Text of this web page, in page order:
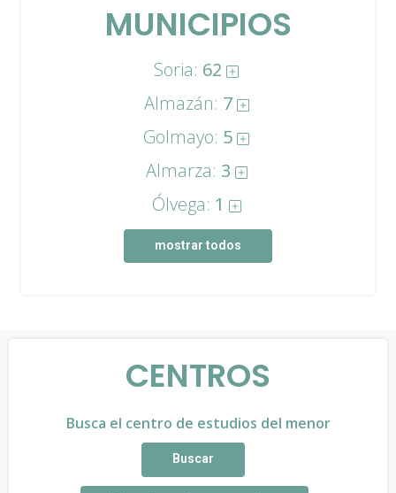
MUNICIPIOS
Soria: 62
Almazán: 7
Golmayo: 5
Almarza: 3
Ólvega: 1
mostrar todos
CENTROS
Busca el centro de estudios del menor
Buscar